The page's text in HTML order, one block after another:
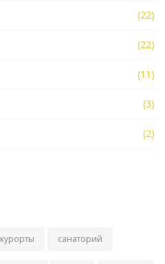
(22)
(22)
(11)
(3)
(2)
курорты санаторий